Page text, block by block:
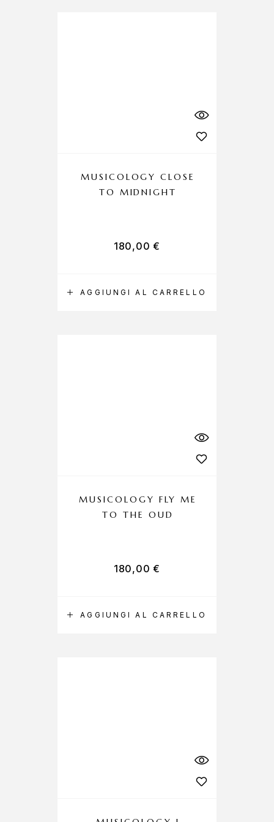
AGGIUNGI AL CARRELLO
MUSICOLOGY CLOSE
TO MIDNIGHT
180,00€
AGGIUNGI AL CARRELLO
MUSICOLOGY FLY ME
TO THE OUD
180,00€